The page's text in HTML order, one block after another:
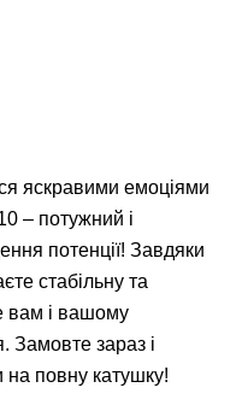
яскравими емоціями
– потужний і
потенції! Завдяки
стабільну та
вам і вашому
Замовте зараз і
повну катушку!